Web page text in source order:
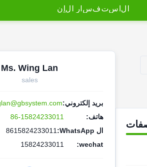
ل ستفس ر ل ن
Ms. Wing Lan
sales
بريد إلكتروني:
هاتف:
86-15824233011
ال WhatsApp:
8615824233011
wechat:
15824233011